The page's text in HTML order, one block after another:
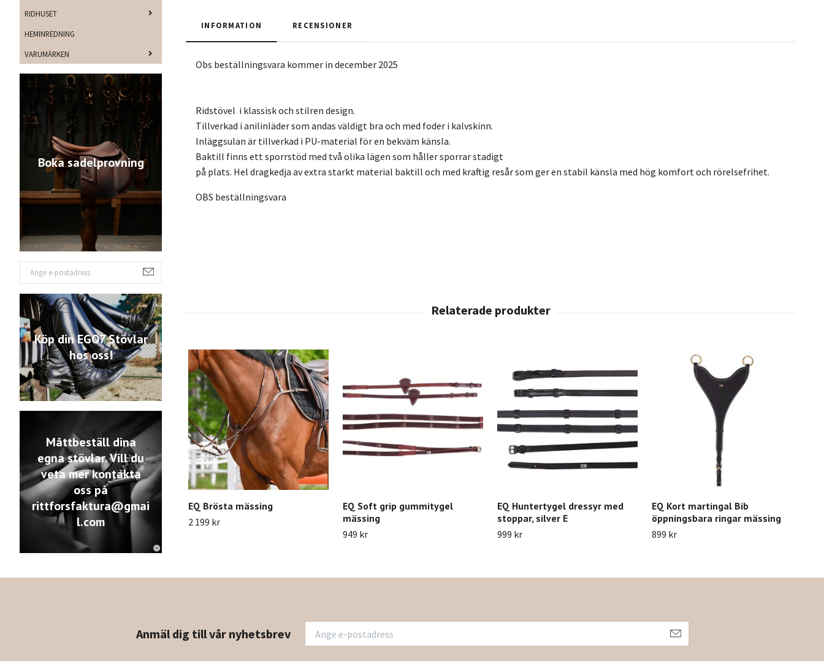
RIDHUSET
HEMINREDNING
VARUMÄRKEN
Boka sadelprovning
Köp din EGO7 Stövlar
hos oss!
Måttbeställ dina
egna stövlar. Vill du
veta mer kontakta
oss på
rittforsfaktura@gmai
l.com
INFORMATION RECENSIONER
Obs beställningsvara kommer in december 2025
Ridstövel i klassisk och stilren design.
Tillverkad i anilinläder som andas väldigt bra och med foder i kalvskinn.
Inläggsulan är tillverkad i PU-material för en bekväm känsla.
Baktill finns ett sporrstöd med två olika lägen som håller sporrar stadigt
på plats. Hel dragkedja av extra starkt material baktill och med kraftig resår som ger en stabil känsla med hög komfort och rörelsefrihet.
OBS beställningsvara
EQ Brösta mässing
2 199 kr
EQ Soft grip gummitygel
mässing
949 kr
EQ Huntertygel dressyr med
stoppar, silver E
999 kr
EQ Kort martingal Bib
öppningsbara ringar mässing
899 kr
Anmäl dig till vår nyhetsbrev